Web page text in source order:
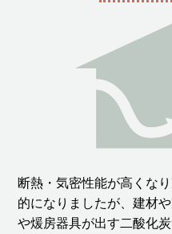
断熱・気密性能が高くな
的になりましたが、建材
や煖房器具が出す二酸化